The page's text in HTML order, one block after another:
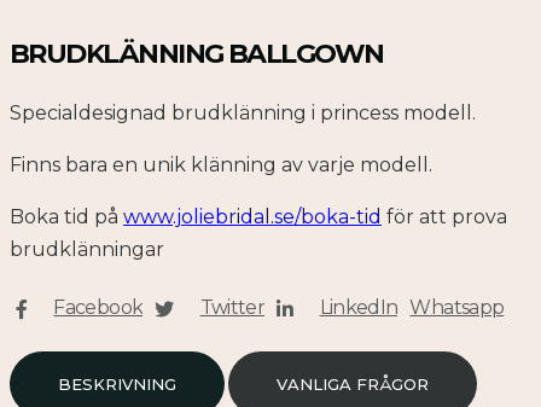
BRUDKLÄNNING BALLGOWN
Specialdesignad brudklänning i princess modell.
Finns bara en unik klänning av varje modell.
Boka tid på www.joliebridal.se/boka-tid för att prova
brudklänningar
Facebook Twitter LinkedIn Whatsapp
BESKRIVNING VANLIGA FRÅGOR